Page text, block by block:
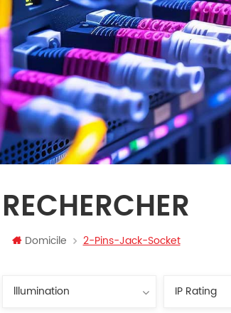
RECHERCHER
Domicile 2-Pins-Jack-Socket